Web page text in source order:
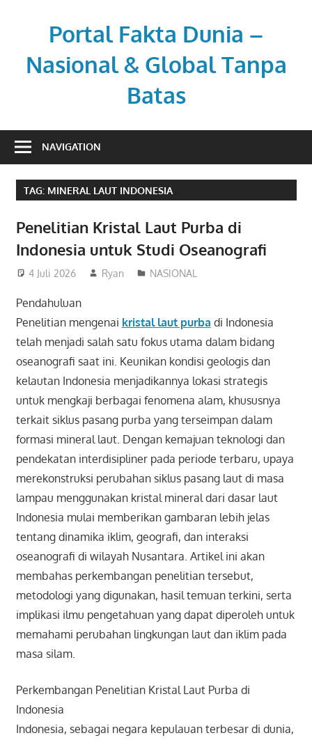
Portal Fakta Dunia –
Nasional & Global Tanpa
Batas
berita
dengan
sudut
luas.
NAVIGATION
TAG: MINERAL LAUT INDONESIA
Penelitian Kristal Laut Purba di
Indonesia untuk Studi Oseanografi
4 Juli 2026 Ryan NASIONAL
Pendahuluan
Penelitian mengenai kristal laut purba di Indonesia
telah menjadi salah satu fokus utama dalam bidang
oseanografi saat ini. Keunikan kondisi geologis dan
kelautan Indonesia menjadikannya lokasi strategis
untuk mengkaji berbagai fenomena alam, khususnya
terkait siklus pasang purba yang terseimpan dalam
formasi mineral laut. Dengan kemajuan teknologi dan
pendekatan interdisipliner pada periode terbaru, upaya
merekonstruksi perubahan siklus pasang laut di masa
lampau menggunakan kristal mineral dari dasar laut
Indonesia mulai memberikan gambaran lebih jelas
tentang dinamika iklim, geografi, dan interaksi
oseanografi di wilayah Nusantara. Artikel ini akan
membahas perkembangan penelitian tersebut,
metodologi yang digunakan, hasil temuan terkini, serta
implikasi ilmu pengetahuan yang dapat diperoleh untuk
memahami perubahan lingkungan laut dan iklim pada
masa silam.
Perkembangan Penelitian Kristal Laut Purba di
Indonesia
Indonesia, sebagai negara kepulauan terbesar di dunia,